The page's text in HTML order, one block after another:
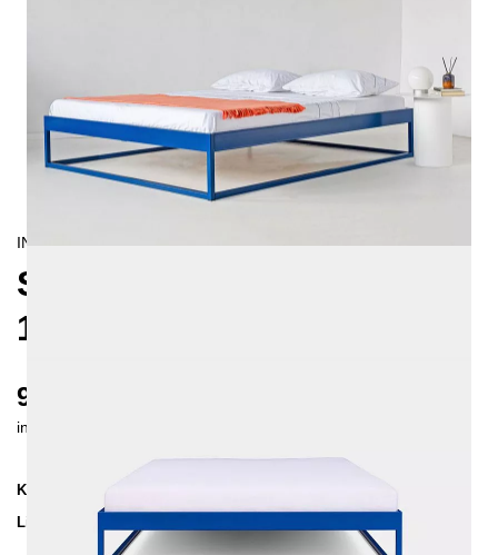
INDUSTRIAL/ CONTEMPORAIN
SIMPLEX METALLBETT
160X200
965 €
inkl. MwSt. inkl. Versandkosten (DE)
Kollektion
Lieferzeit